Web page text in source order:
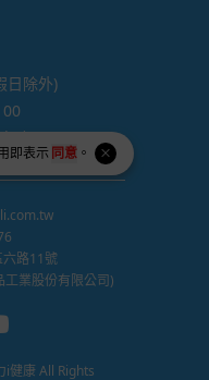
即表示 同意 。
日除外)
時間
六路11號
業股份有限公司)
Youtube page
健康 All Rights